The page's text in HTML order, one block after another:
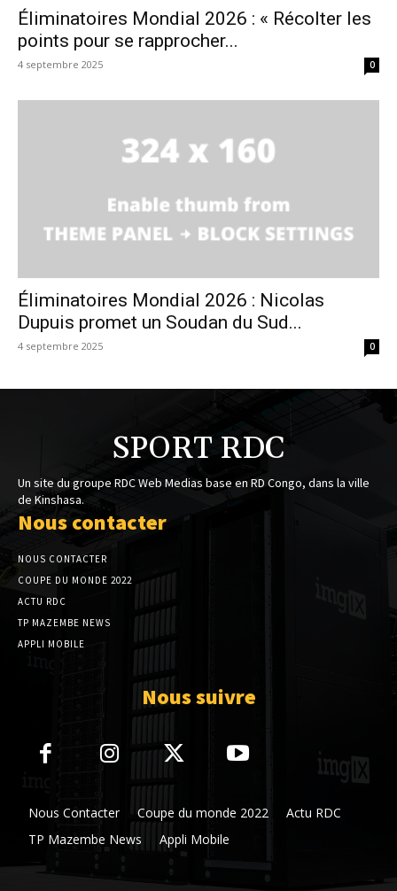
Éliminatoires Mondial 2026 : « Récolter les
points pour se rapprocher...
4 septembre 2025 0
Éliminatoires Mondial 2026 : Nicolas
Dupuis promet un Soudan du Sud...
4 septembre 2025 0
SPORT RDC
Un site du groupe RDC Web Medias base en RD Congo, dans la ville
de Kinshasa.
Nous contacter
NOUS CONTACTER
COUPE DU MONDE 2022
ACTU RDC
TP MAZEMBE NEWS
APPLI MOBILE
Nous suivre
Nous Contacter Coupe du monde 2022
Actu RDC
TP Mazembe News
Appli Mobile